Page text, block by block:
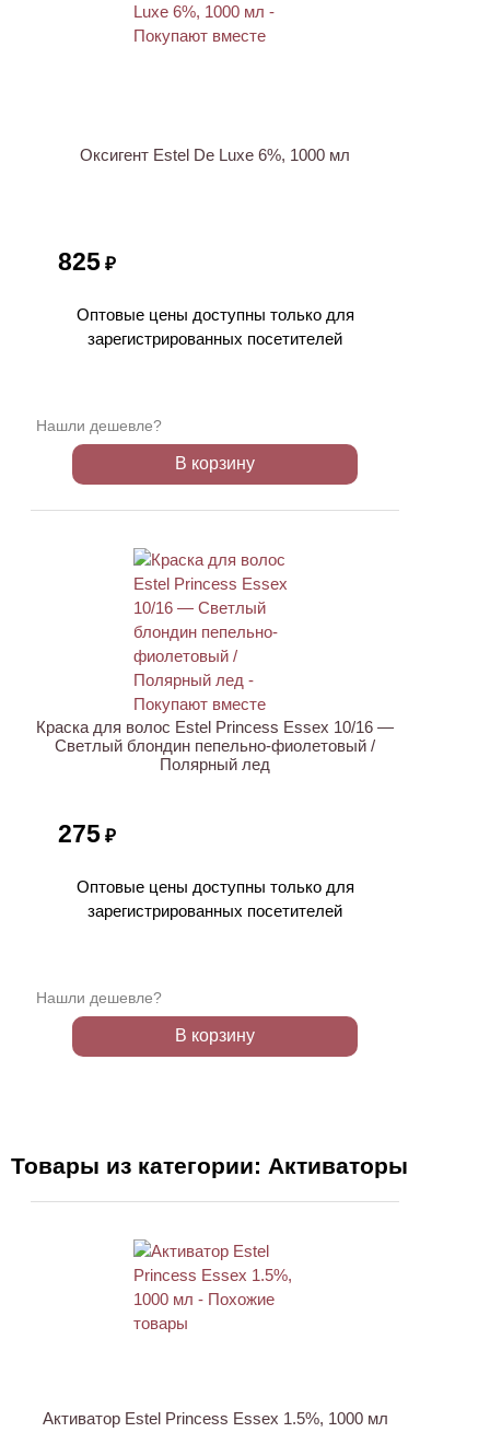
Оксигент Estel De Luxe 6%, 1000 мл
825 ₽
Оптовые цены доступны только для
зарегистрированных посетителей
Нашли дешевле?
В корзину
Краска для волос Estel Princess Essex 10/16 —
Светлый блондин пепельно-фиолетовый /
Полярный лед
275 ₽
Оптовые цены доступны только для
зарегистрированных посетителей
Нашли дешевле?
В корзину
Товары из категории: Активаторы
Активатор Estel Princess Essex 1.5%, 1000 мл